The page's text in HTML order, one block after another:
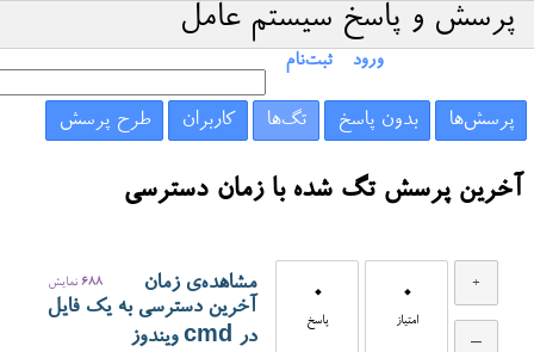
پرسش و پاسخ سیستم عامل
ورود ثبت‌نام
پرسش‌ها بدون پاسخ تگ‌ها کاربران طرح پرسش
آخرین پرسش تگ شده با زمان دسترسی
0
امتیاز
0
پاسخ
688 نمایش
مشاهده‌ی زمان
آخرین دسترسی به یک فایل
در cmd ویندوز